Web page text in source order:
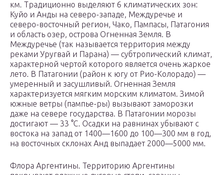
км. Традиционно выделяют 6 климатических зон:
Куйо и Анды на северо-западе, Междуречье и
северо-восточный регион, Чако, Пампасы, Патагония
и область озер, острова Огненная Земля. В
Междуречье (так называется территория между
реками Уругвай и Парана) — субтропический климат,
характерной чертой которого является очень жаркое
лето. В Патагонии (район к югу от Рио-Колорадо) —
умеренный и засушливый. Огненная Земля
характеризуется мягким морским климатом. Зимой
южные ветры (пампье-ры) вызывают заморозки
даже на севере государства. В Патагонии морозы
достигают — 33 °С. Осадки на равнинах убывают с
востока на запад от 1400—1600 до 100—300 мм в год,
на восточных склонах Анд выпадает 2000—5000 мм.
Флора Аргентины. Территорию Аргентины